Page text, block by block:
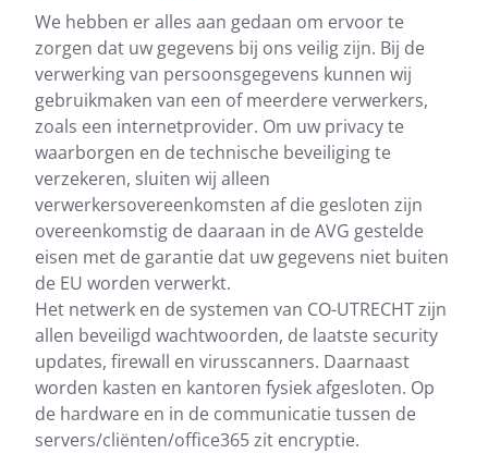
We hebben er alles aan gedaan om ervoor te
zorgen dat uw gegevens bij ons veilig zijn. Bij de
verwerking van persoonsgegevens kunnen wij
gebruikmaken van een of meerdere verwerkers,
zoals een internetprovider. Om uw privacy te
waarborgen en de technische beveiliging te
verzekeren, sluiten wij alleen
verwerkersovereenkomsten af die gesloten zijn
overeenkomstig de daaraan in de AVG gestelde
eisen met de garantie dat uw gegevens niet buiten
de EU worden verwerkt.
Het netwerk en de systemen van CO-UTRECHT zijn
allen beveiligd wachtwoorden, de laatste security
updates, firewall en virusscanners. Daarnaast
worden kasten en kantoren fysiek afgesloten. Op
de hardware en in de communicatie tussen de
servers/cliënten/office365 zit encryptie.